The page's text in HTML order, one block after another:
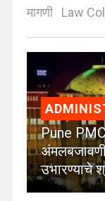
मागणी Law
Pune
उभारण्याचे